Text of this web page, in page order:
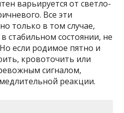
варьируется от светло-
Все эти
только в том случае,
стабильном состоянии, не
если родимое пятно и
кровоточить или
сигналом,
реакции.